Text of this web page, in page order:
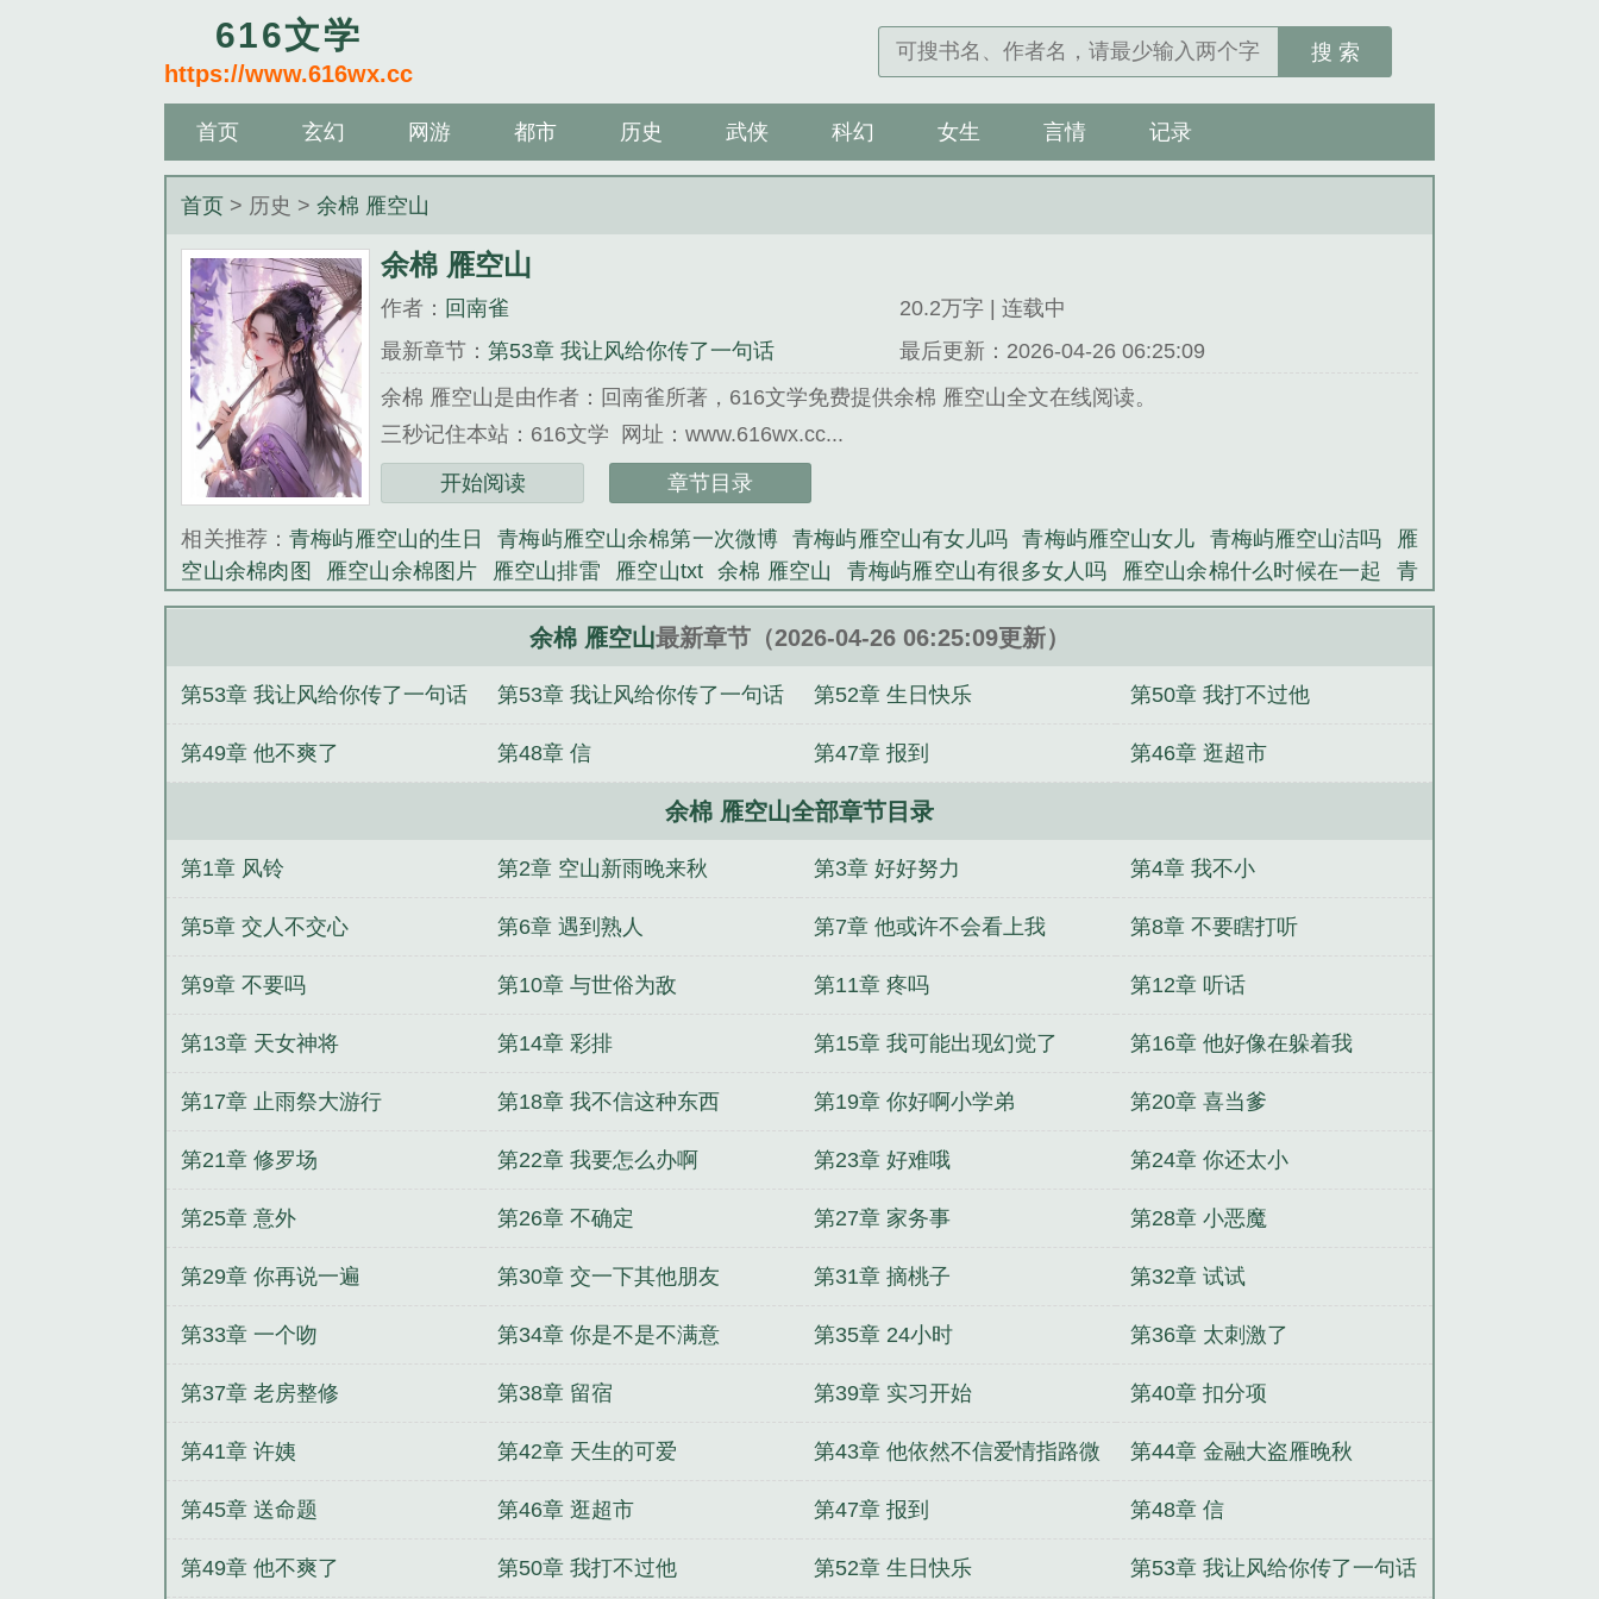
616文学
https://www.616wx.cc
搜 索
首页 玄幻 网游 都市 历史 武侠 科幻 女生 言情 记录
首页 > 历史 >余棉 雁空山
余棉 雁空山
作者： 回南雀
20.2万字 | 连载中
最新章节：第53章 我让风给你传了一句话
最后更新：2026-04-26 06:25:09
余棉 雁空山是由作者：回南雀所著，616文学免费提供余棉 雁空山全文在线阅读。
三秒记住本站：616文学 网址：www.616wx.cc...
《余棉 雁空山》是回南雀精心创作的历史类小说。
开始阅读 章节目录
相关推荐：青梅屿雁空山的生日 青梅屿雁空山余棉第一次微博 青梅屿雁空山有女儿吗 青梅屿雁空山女儿 青梅屿雁空山洁吗
雁
空山余棉肉图
雁空山余棉图片 雁空山排雷 雁空山txt 余棉 雁空山 青梅屿雁空山有很多女人吗 雁空山余棉什么时候在一起
青
梅屿雁空山为什么挂风铃
余棉 雁空山最新章节（2026-04-26 06:25:09更新）
第53章 我让风给你传了一句话 第53章 我让风给你传了一句话 第52章 生日快乐 第50章 我打不过他
第49章 他不爽了 第48章 信 第47章 报到 第46章 逛超市
余棉 雁空山全部章节目录
第1章 风铃 第2章 空山新雨晚来秋 第3章 好好努力 第4章 我不小
第5章 交人不交心 第6章 遇到熟人 第7章 他或许不会看上我 第8章 不要瞎打听
第9章 不要吗 第10章 与世俗为敌 第11章 疼吗 第12章 听话
第13章 天女神将 第14章 彩排 第15章 我可能出现幻觉了 第16章 他好像在躲着我
第17章 止雨祭大游行 第18章 我不信这种东西 第19章 你好啊小学弟 第20章 喜当爹
第21章 修罗场 第22章 我要怎么办啊 第23章 好难哦 第24章 你还太小
第25章 意外 第26章 不确定 第27章 家务事 第28章 小恶魔
第29章 你再说一遍 第30章 交一下其他朋友 第31章 摘桃子 第32章 试试
第33章 一个吻 第34章 你是不是不满意 第35章 24小时 第36章 太刺激了
第37章 老房整修 第38章 留宿 第39章 实习开始 第40章 扣分项
第41章 许姨 第42章 天生的可爱 第43章 他依然不信爱情指路微
博
第44章 金融大盗雁晚秋
第45章 送命题 第46章 逛超市 第47章 报到 第48章 信
第49章 他不爽了 第50章 我打不过他 第52章 生日快乐 第53章 我让风给你传了一句话